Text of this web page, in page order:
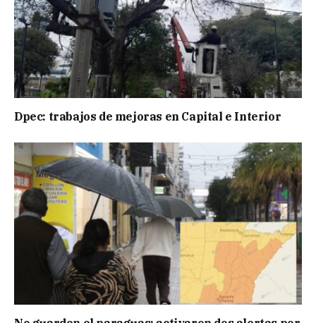
Dpec: trabajos de mejoras en Capital e Interior